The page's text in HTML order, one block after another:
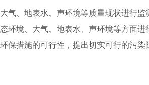
、地表水、声环境等质量现状进行监
环境、大气、地表水、声环境等方面
保措施的可行性，提出切实可行的污